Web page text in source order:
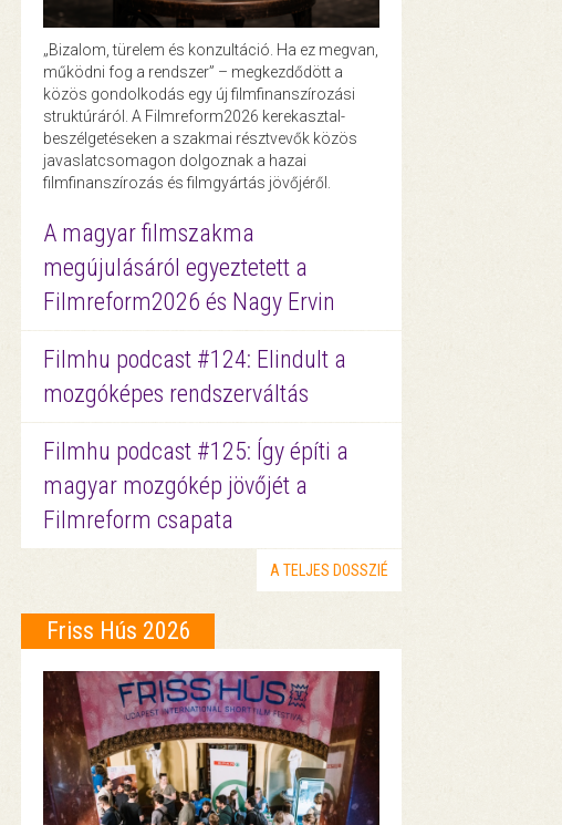
„Bizalom, türelem és konzultáció. Ha ez megvan,
működni fog a rendszer” – megkezdődött a
közös gondolkodás egy új filmfinanszírozási
struktúráról. A Filmreform2026 kerekasztal-
beszélgetéseken a szakmai résztvevők közös
javaslatcsomagon dolgoznak a hazai
filmfinanszírozás és filmgyártás jövőjéről.
A magyar filmszakma
megújulásáról egyeztetett a
Filmreform2026 és Nagy Ervin
Filmhu podcast #124: Elindult a
mozgóképes rendszerváltás
Filmhu podcast #125: Így építi a
magyar mozgókép jövőjét a
Filmreform csapata
A TELJES DOSSZIÉ
Friss Hús 2026